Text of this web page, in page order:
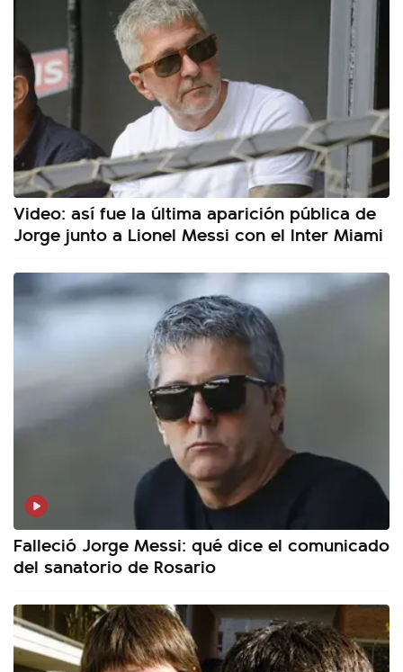
Video: así fue la última aparición pública de
Jorge junto a Lionel Messi con el Inter Miami
Falleció Jorge Messi: qué dice el comunicado
del sanatorio de Rosario